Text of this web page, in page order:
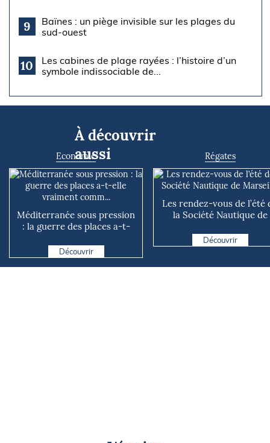
9
Baïnes : un piège invisible sur les plages du
sud-ouest
10
Les cabines de plage rayées : l’histoire d’un
symbole indissociable de...
À découvrir
aussi
Economie
Méditerranée sous pression
: la guerre des places a-t-
Découvrir
Régates
Les rendez-vous de l’été
la Société Nautique de
Découvrir